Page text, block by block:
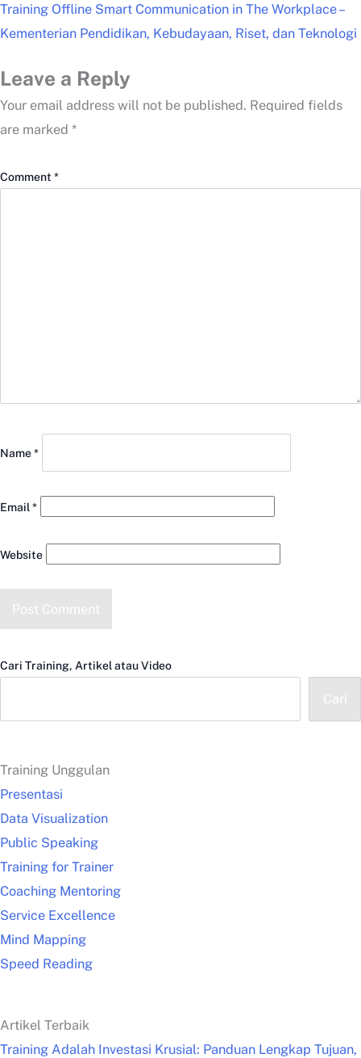
Training Offline Smart Communication in The Workplace –
Kementerian Pendidikan, Kebudayaan, Riset, dan Teknologi
Leave a Reply
Your email address will not be published. Required fields
are marked *
Comment *
Name*
Email *
Website
Cari Training, Artikel atau Video
Cari
Training Unggulan
Presentasi
Data Visualization
Public Speaking
Training for Trainer
Coaching Mentoring
Service Excellence
Mind Mapping
Speed Reading
Artikel Terbaik
Training Adalah Investasi Krusial: Panduan Lengkap Tujuan,